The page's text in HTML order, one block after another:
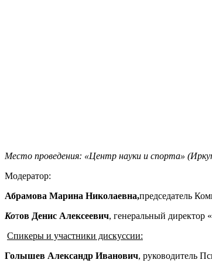
Место проведения: «Центр науки и спорта»
Модератор:
Абрамова Марина Николаевна,председатель
Котов Денис Алексеевич, генеральный директор
Спикеры и участники дискуссии:
Голышев Александр Иванович, руководитель